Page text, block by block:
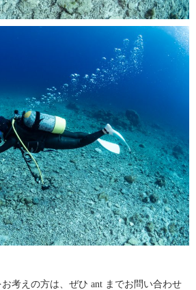
考えの方は、ぜひ ant までお問い合わせ